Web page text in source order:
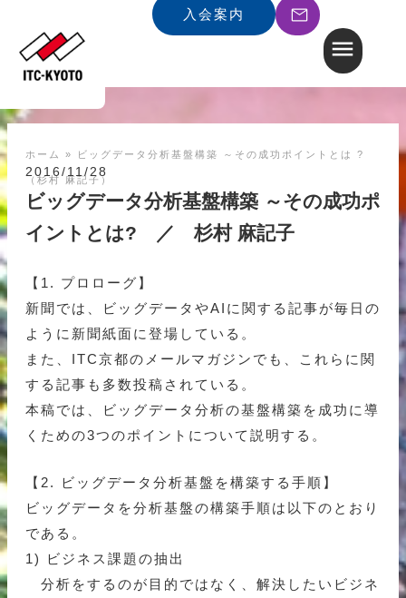
入会案内
ホーム » ビッグデータ分析基盤構築 ～その成功ポイントとは ?
（杉村 麻記子）
2016/11/28
ビッグデータ分析基盤構築 ～その成功ポ
イントとは? ／ 杉村 麻記子
【1. プロローグ】
新聞では、ビッグデータやAIに関する記事が毎日の
ように新聞紙面に登場している。
また、ITC京都のメールマガジンでも、これらに関
する記事も多数投稿されている。
本稿では、ビッグデータ分析の基盤構築を成功に導
くための3つのポイントについて説明する。
【2. ビッグデータ分析基盤を構築する手順】
ビッグデータを分析基盤の構築手順は以下のとおり
である。
1) ビジネス課題の抽出
分析をするのが目的ではなく、解決したいビジネ